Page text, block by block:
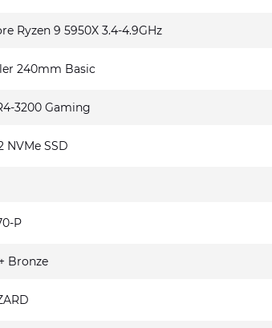
Ryzen 9 5950X 3.4-4.9GHz
240mm Basic
3200 Gaming
NVMe SSD
P
Bronze